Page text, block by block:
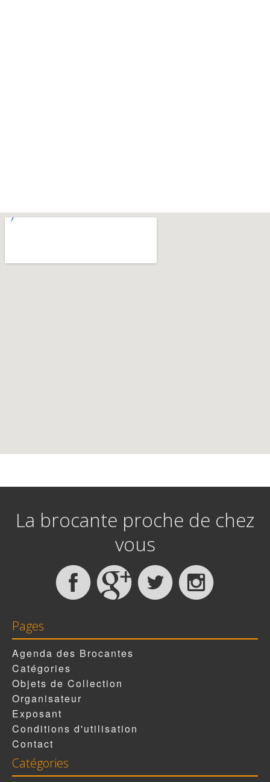
La brocante proche de chez
vous
Pages
Agenda des Brocantes
Catégories
Objets de Collection
Organisateur
Exposant
Conditions d'utilisation
Contact
Catégories